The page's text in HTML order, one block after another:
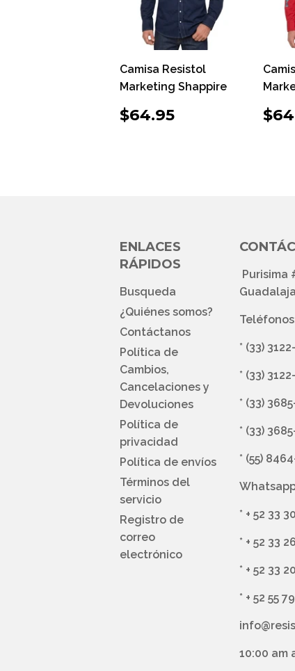
Camisa Resistol
Marketing Shappire
PRECIO
HABITUAL
$64.95
ENLACES
RÁPIDOS
Busqueda
¿Quiénes somos?
Contáctanos
Política de
Cambios,
Cancelaciones y
Devoluciones
Política de
privacidad
Política de envíos
Términos del
servicio
Registro de
correo
electrónico
Purisima
* (33)
* (33)
* (33)
* (33)
* (55)
* + 52 33
* + 52 33
* + 52 33
* + 52 55
10:00 am